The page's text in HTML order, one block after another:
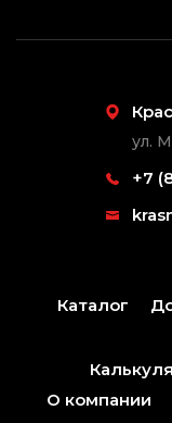
ул.
+7
Каталог
О компании